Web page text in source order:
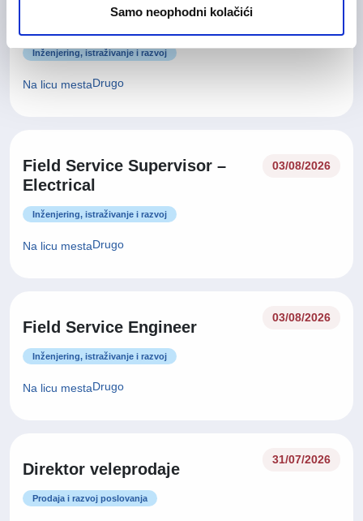
Samo neophodni kolačići
Field Service Quality Engineer
Inženjering, istraživanje i razvoj
Na licu mestaDrugo
Field Service Supervisor –
Electrical
03/08/2026
Inženjering, istraživanje i razvoj
Na licu mestaDrugo
Field Service Engineer
03/08/2026
Inženjering, istraživanje i razvoj
Na licu mestaDrugo
Direktor veleprodaje
31/07/2026
Prodaja i razvoj poslovanja